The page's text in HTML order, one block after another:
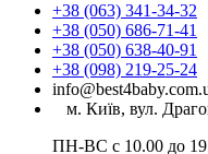
+38 (063) 341-34-32
+38 (050) 686-71-41
+38 (050) 638-40-91
+38 (098) 219-25-24
м. Київ, вул.
ПН-ВС с 10.00 до